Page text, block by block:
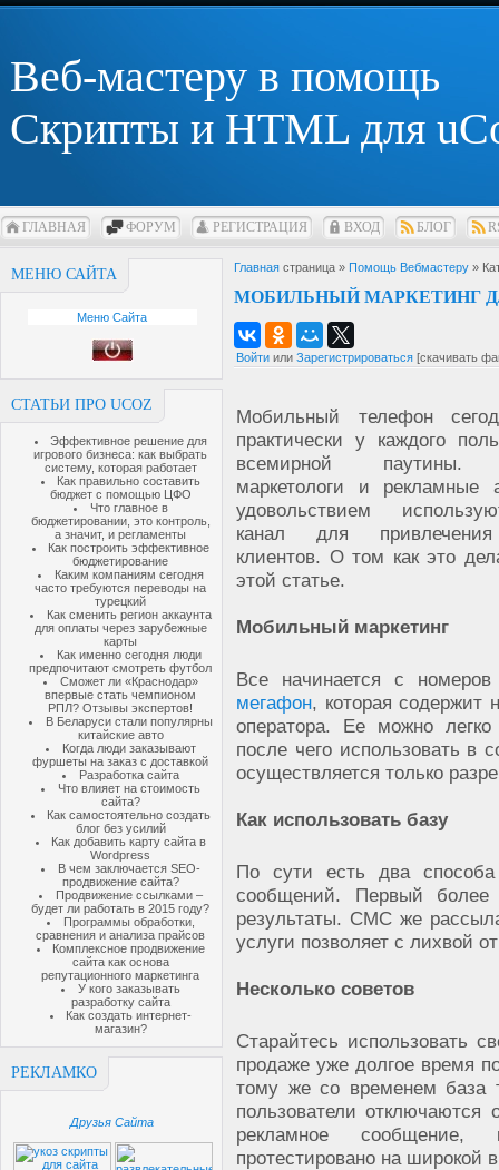
Веб-мастеру в помощь
Скрипты и HTML для
ГЛАВНАЯ ФОРУМ РЕГИСТРАЦИЯ ВХОД БЛОГ
МЕНЮ САЙТА
Меню Сайта
СТАТЬИ ПРО UCOZ
Эффективное решение для
игрового бизнеса: как выбрать
систему, которая работает
Как правильно составить
бюджет с помощью ЦФО
Что главное в
бюджетировании, это контроль,
а значит, и регламенты
Как построить эффективное
бюджетирование
Каким компаниям сегодня
часто требуются переводы на
турецкий
Как сменить регион аккаунта
для оплаты через зарубежные
карты
Как именно сегодня люди
предпочитают смотреть футбол
Сможет ли «Краснодар»
впервые стать чемпионом
РПЛ? Отзывы экспертов!
В Беларуси стали популярны
китайские авто
Когда люди заказывают
фуршеты на заказ с доставкой
Разработка сайта
Что влияет на стоимость
сайта?
Как самостоятельно создать
блог без усилий
Как добавить карту сайта в
Wordpress
В чем заключается SEO-
продвижение сайта?
Продвижение ссылками –
будет ли работать в 2015 году?
Программы обработки,
сравнения и анализа прайсов
Комплексное продвижение
сайта как основа
репутационного маркетинга
У кого заказывать
разработку сайта
Как создать интернет-
магазин?
РЕКЛАМКО
Друзья Сайта
Главная страница » Помощь Вебмастеру »
МОБИЛЬНЫЙ МАРКЕТИНГ
Войти или Зарегистрироваться [скачивать
Мобильный телефон
практически у каждого
всемирной паутины.
маркетологи и рекламные
удовольствием
канал для
клиентов. О том как это
этой статье.
Мобильный маркетинг
Все начинается с
мегафон, которая содержит
оператора. Ее можно
после чего использовать в
осуществляется только
Как использовать базу
По сути есть два
сообщений. Первый более
результаты. СМС же
услуги позволяет с лихвой
Несколько советов
Старайтесь использовать
продаже уже долгое время
тому же со временем база
пользователи
рекламное сообщение,
протестировано на широкой